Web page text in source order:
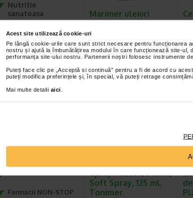
Acest site utilizează cookie-uri
Pe lângă cookie-urile care sunt strict necesare pentru funcționarea
nostru și ajută la îmbunătățirea modului în care funcționează site-
performanța site-ului nostru. Partenerii noștri folosesc instrumente
Puteți face clic pe „Acceptă si continuă” pentru a fi de acord cu
puteți modifica preferințele și, în special, vă puteți retrage
Mai multe detalii aici
Marimer uleiuri
esentiale, spray, 20
ml
MARIMER uleiuri esentiale BIO
este un decongestionant nazal
care contine apa de mare 100%…
ce
Spray nazal izotonic,
Soft Spray, 125 ml,
Tonimer
Nutritie
sanatoasa
Ce Oftapic ti se
potriveste
Adora – Adorabili
din prima clipa
Seturi cadou
infoline@catena.ro
FARMACII
Farmacii NON-STOP